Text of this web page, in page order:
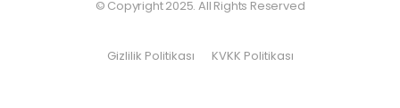
© Copyright 2025. All Rights Reserved
Gizlilik Politikası KVKK Politikası